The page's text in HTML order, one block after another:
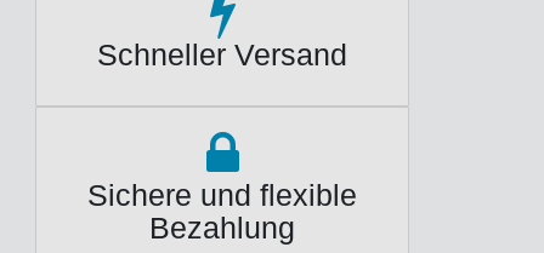
Schneller Versand
Sichere und flexible
Bezahlung